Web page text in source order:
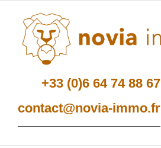
contenu
+33 (0)6 64 74 88 67
contact@novia-immo.fr